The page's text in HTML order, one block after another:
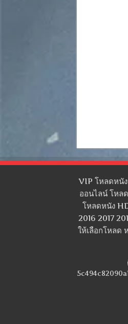
VIP โหลดหนั
ออนไลน์ โหล
โหลดหนัง
2016 2017
ให้เลือกโหล